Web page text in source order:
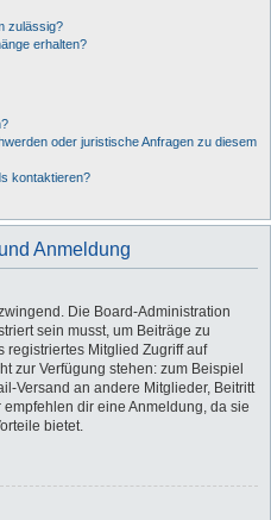
zulässig?
erhalten?
oder juristische Anfragen zu diesem
kontaktieren?
Anmeldung
Die Board-Administration
sein musst, um Beiträge zu
registriertes Mitglied Zugriff auf
zur Verfügung stehen: zum Beispiel
Versand an andere Mitglieder, Beitritt
dir eine Anmeldung, da sie
bietet.